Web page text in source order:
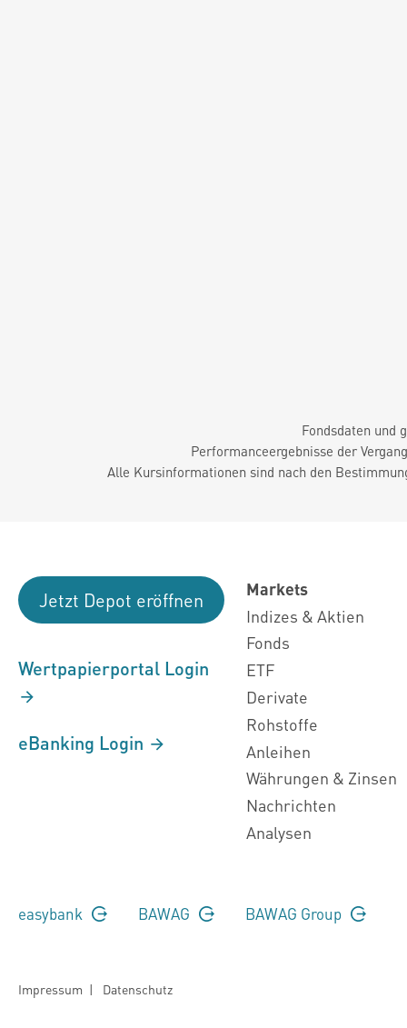
Fondsdaten und
Performanceergebnisse der
Alle Kursinformationen sind nach den
Jetzt Depot eröffnen
Wertpapierportal Login
eBanking Login
Markets
Indizes & Aktien
Fonds
ETF
Derivate
Rohstoffe
Anleihen
Währungen & Zinsen
Nachrichten
Analysen
easybank BAWAG BAWAG Group
Impressum | Datenschutz